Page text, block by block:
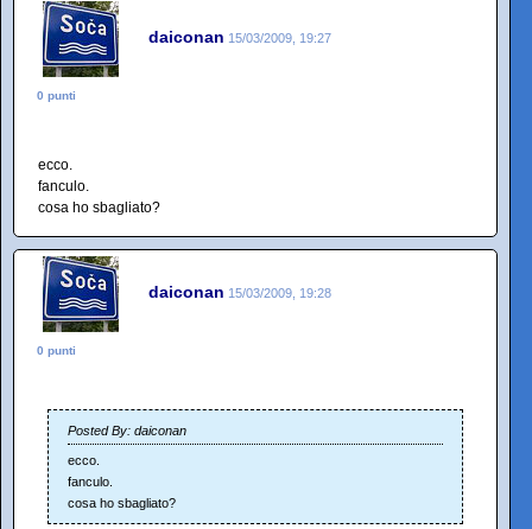
daiconan 15/03/2009, 19:27
0 punti
ecco.
fanculo.
cosa ho sbagliato?
daiconan 15/03/2009, 19:28
0 punti
Posted By: daiconan
ecco.
fanculo.
cosa ho sbagliato?